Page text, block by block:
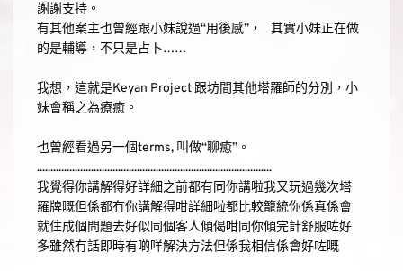
謝謝支持。⠀
有其他案主也曾經跟小妹說過“用後感”，⠀其實小妹正在做
的是輔導，不只是占卜……⠀
我想，這就是Keyan Project 跟坊間其他塔羅師的分別，小
妹會稱之為療癒。⠀
也曾經看過另一個terms, 叫做“聊癒”。⠀
.......................................................................................
我覺得你講解得好詳細之前都有同你講啦我又玩過幾次塔
羅牌嘅但係都冇你講解得咁詳細啦都比較籠統你係真係會
就住成個問題去好似同個客人傾偈咁同你傾完計舒服咗好
多雖然冇話即時有啲咩解決方法但係我相信係會好咗嘅